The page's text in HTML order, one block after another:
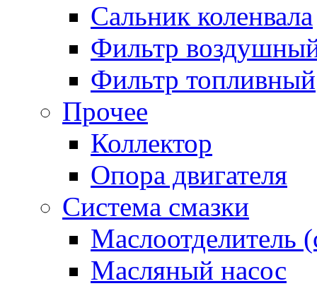
Сальник коленвала
Фильтр
Фильтр топливный
Прочее
Коллектор
Опора двигателя
Система смазки
Маслоотделитель
Масляный насос